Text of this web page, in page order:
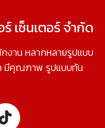
เซ็นเตอร์ จำกัด
งาน หลากหลายรูปแบบ
มีคุณภาพ รูปแบบทัน